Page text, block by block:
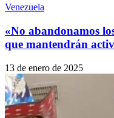
Venezuela
«No abandonamos
que mantendrán
13 de enero de 2025